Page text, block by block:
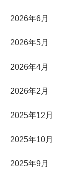
2026年6月
2026年5月
2026年4月
2026年2月
2025年12月
2025年10月
2025年9月